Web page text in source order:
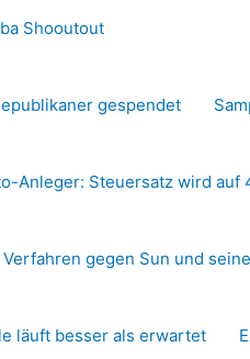
Shooutout
gespendet
Anleger: Steuersatz wird auf
gegen Sun und
läuft besser als erwartet